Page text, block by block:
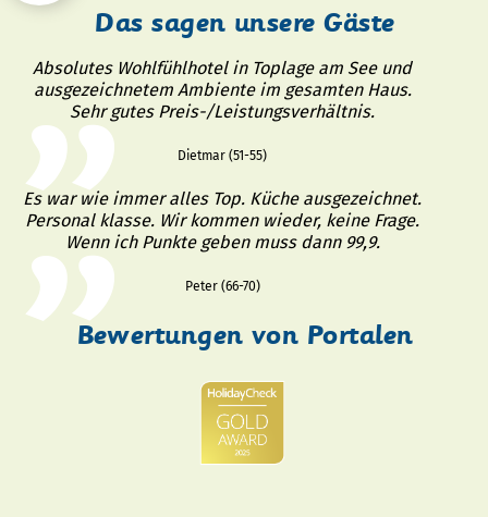
Das sagen unsere Gäste
Absolutes Wohlfühlhotel in Toplage am See und
ausgezeichnetem Ambiente im gesamten Haus.
Sehr gutes Preis-/Leistungsverhältnis.
Dietmar (51-55)
Es war wie immer alles Top. Küche ausgezeichnet.
Personal klasse. Wir kommen wieder, keine Frage.
Wenn ich Punkte geben muss dann 99,9.
Peter (66-70)
Bewertungen von Portalen